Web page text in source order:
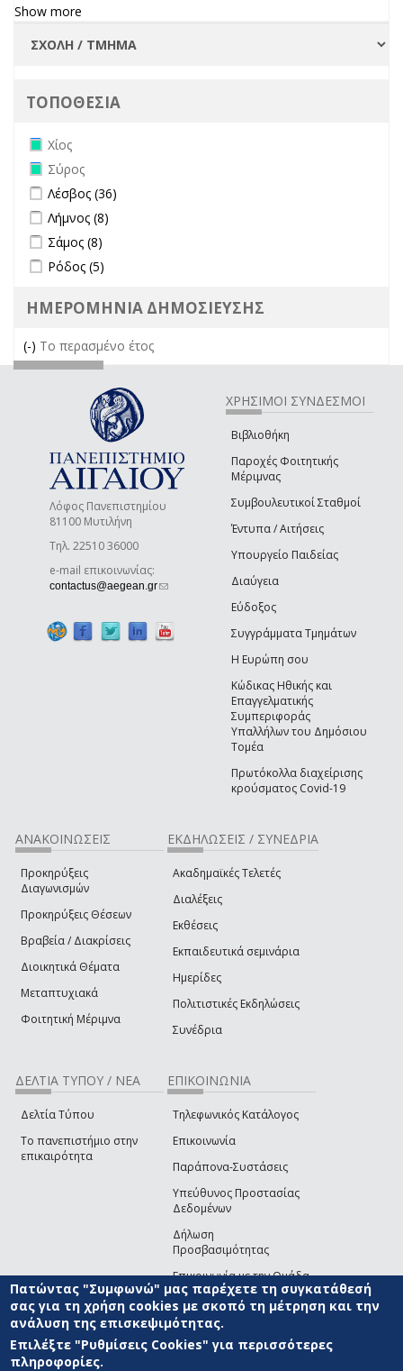
Show more
ΤΟΠΟΘΕΣΙΑ
Remove Χίος filter
Χίος
Remove Σύρος filter
Σύρος
Apply Λέσβος filter
Λέσβος (36)
Apply Λήμνος filter
Λήμνος (8)
Apply Σάμος filter
Σάμος (8)
Apply Ρόδος filter
Ρόδος (5)
ΗΜΕΡΟΜΗΝΙΑ ΔΗΜΟΣΙΕΥΣΗΣ
(-) Remove Το περασμένο έτος filter
Το περασμένο έτος
Λόφος Πανεπιστημίου
81100 Μυτιλήνη
Τηλ. 22510 36000
e-mail επικοινωνίας:
contactus@aegean.gr(link sends e-mail)
ΧΡΗΣΙΜΟΙ ΣΥΝΔΕΣΜΟΙ
Βιβλιοθήκη
Παροχές Φοιτητικής
Μέριμνας
Συμβουλευτικοί Σταθμοί
Έντυπα / Αιτήσεις
Υπουργείο Παιδείας
Διαύγεια
Εύδοξος
Συγγράμματα Τμημάτων
Η Ευρώπη σου
Κώδικας Ηθικής και
Επαγγελματικής
Συμπεριφοράς
Υπαλλήλων του Δημόσιου
Τομέα
Πρωτόκολλα διαχείρισης
κρούσματος Covid-19
ΑΝΑΚΟΙΝΩΣΕΙΣ
Προκηρύξεις
Διαγωνισμών
Προκηρύξεις Θέσεων
Βραβεία / Διακρίσεις
Διοικητικά Θέματα
Μεταπτυχιακά
Φοιτητική Μέριμνα
ΕΚΔΗΛΩΣΕΙΣ / ΣΥΝΕΔΡΙΑ
Ακαδημαϊκές Τελετές
Διαλέξεις
Εκθέσεις
Εκπαιδευτικά σεμινάρια
Ημερίδες
Πολιτιστικές Εκδηλώσεις
Συνέδρια
ΔΕΛΤΙΑ ΤΥΠΟΥ / ΝΕΑ
Δελτία Τύπου
Το πανεπιστήμιο στην
επικαιρότητα
ΕΠΙΚΟΙΝΩΝΙΑ
Τηλεφωνικός Κατάλογος
Επικοινωνία
Παράπονα-Συστάσεις
Υπεύθυνος Προστασίας
Δεδομένων
Δήλωση
Προσβασιμότητας
Επικοινωνία με την Ομάδα
Ανάπτυξης του site(link sends e-mail)
© ΠΑΝΕΠΙΣΤΗΜΙΟ ΑΙΓΑΙΟΥ ΟΡΟΙ ΧΡΗΣΗΣ
ΑΝΑΠΤΥΞΗΣ
Πατώντας "Συμφωνώ" μας παρέχετε τη συγκατάθεσή
σας για τη χρήση cookies με σκοπό τη μέτρηση και την
ανάλυση της επισκεψιμότητας.
Επιλέξτε "Ρυθμίσεις Cookies" για περισσότερες
πληροφορίες.